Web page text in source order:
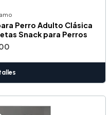
Perro Adulto Clásica
Snack para Perros